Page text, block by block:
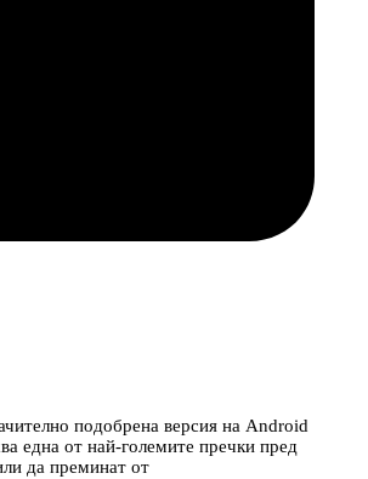
подобрена версия на Android
една от най-големите пречки пред
да преминат от